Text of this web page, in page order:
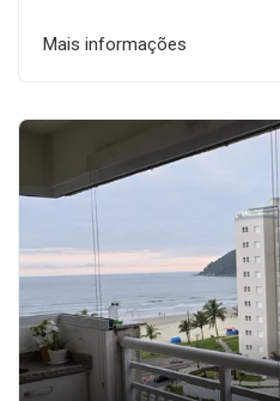
Mais informações